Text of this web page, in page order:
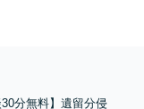
分無料】遺留分侵